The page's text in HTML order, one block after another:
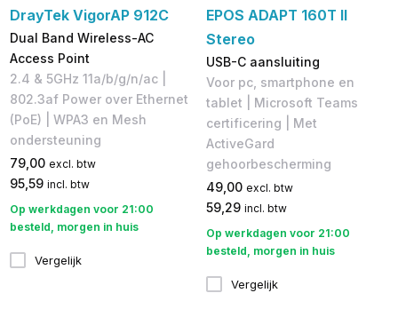
DrayTek VigorAP 912C
Dual Band Wireless-AC
Access Point
2.4 & 5GHz 11a/b/g/n/ac |
802.3af Power over Ethernet
(PoE) | WPA3 en Mesh
ondersteuning
79,00 excl. btw
95,59 incl. btw
Op werkdagen voor 21:00
besteld, morgen in huis
Vergelijk
EPOS ADAPT 160T II
Stereo
USB-C aansluiting
V​oor pc, smartphone en
tablet | Microsoft Teams
certificering | Met
ActiveGard
gehoorbescherming
49,00 excl. btw
59,29 incl. btw
Op werkdagen voor 21:00
besteld, morgen in huis
Vergelijk